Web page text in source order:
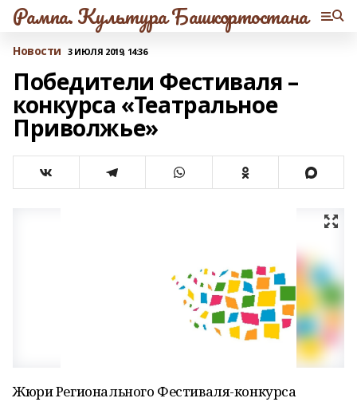
Рампа. Культура Башкортостана
Новости 3 ИЮЛЯ 2019, 14:36
Победители Фестиваля –
конкурса «Театральное
Приволжье»
Жюри Регионального Фестиваля-конкурса